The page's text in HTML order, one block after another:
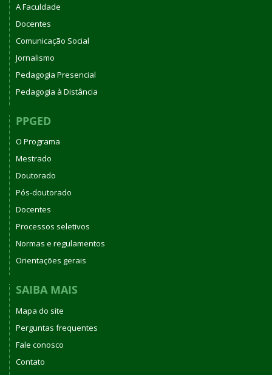
A Faculdade
Docentes
Comunicação Social
Jornalismo
Pedagogia Presencial
Pedagogia à Distância
PPGED
O Programa
Mestrado
Doutorado
Pós-doutorado
Docentes
Processos seletivos
Normas e regulamentos
Orientações gerais
SAIBA MAIS
Mapa do site
Perguntas frequentes
Fale conosco
Contato